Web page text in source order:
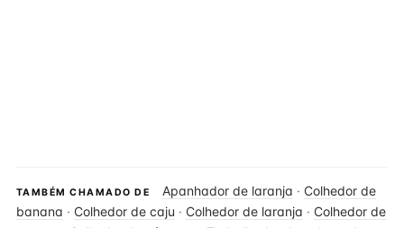
TAMBÉM CHAMADO DE Apanhador de laranja · Colhedor de
banana · Colhedor de caju · Colhedor de laranja · Colhedor de